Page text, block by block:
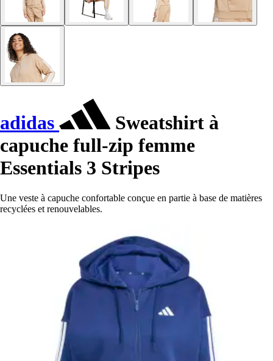
adidas
Sweatshirt à
capuche full-zip femme
Essentials 3 Stripes
Une veste à capuche confortable conçue en partie à base de matières
recyclées et renouvelables.